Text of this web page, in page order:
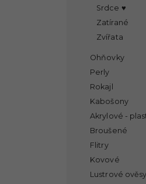
Srdce ♥
Zatírané
Zvířata
Ohňovky
Perly
Rokajl
Kabošony
Akrylové -
Broušené
Flitry
Kovové
Lustrové ověsy